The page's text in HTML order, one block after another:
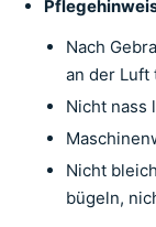
Nach
an der Luft
Nicht nass
Nicht
bügeln,